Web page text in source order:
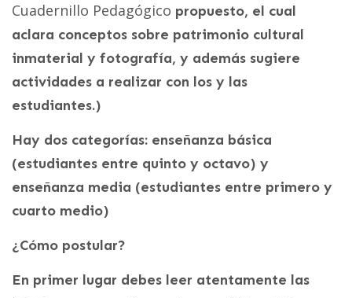
Cuadernillo Pedagógico propuesto, el cual
aclara conceptos sobre patrimonio cultural
inmaterial y fotografía, y además sugiere
actividades a realizar con los y las
estudiantes.)
Hay dos categorías: enseñanza básica
(estudiantes entre quinto y octavo) y
enseñanza media (estudiantes entre primero y
cuarto medio)
¿Cómo postular?
En primer lugar debes leer atentamente las